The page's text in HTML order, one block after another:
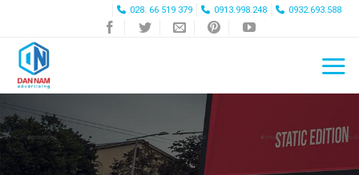
content
028. 66 519 379 0913.998.248 0932.693.588